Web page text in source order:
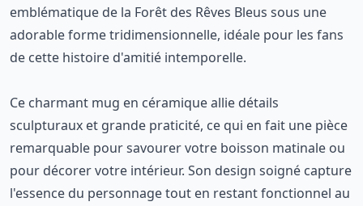
emblématique de la Forêt des Rêves Bleus sous une
adorable forme tridimensionnelle, idéale pour les fans
de cette histoire d'amitié intemporelle.
Ce charmant mug en céramique allie détails
sculpturaux et grande praticité, ce qui en fait une pièce
remarquable pour savourer votre boisson matinale ou
pour décorer votre intérieur. Son design soigné capture
l'essence du personnage tout en restant fonctionnel au